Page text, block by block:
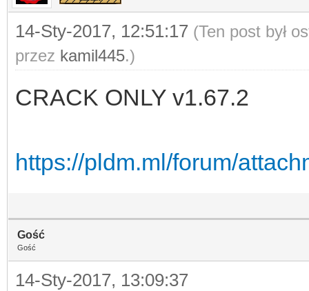
14-Sty-2017, 12:51:17 (Ten post był
przez kamil445.)
CRACK ONLY v1.67.2
https://pldm.ml/forum/
Gość
Gość
14-Sty-2017, 13:09:37